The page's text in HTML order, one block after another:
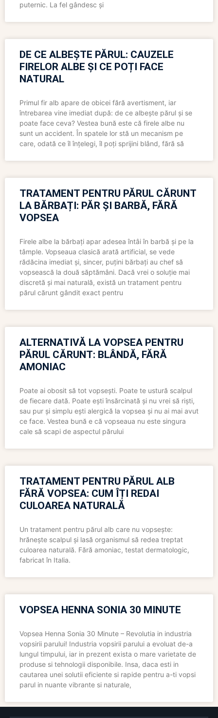
puternic. La fel gândesc și
DE CE ALBEȘTE PĂRUL: CAUZELE
FIRELOR ALBE ȘI CE POȚI FACE
NATURAL
Primul fir alb apare de obicei fără avertisment, iar
întrebarea vine imediat după: de ce albește părul și se
poate face ceva? Vestea bună este că firele albe nu
sunt un accident. În spatele lor stă un mecanism pe
care, odată ce îl înțelegi, îl poți sprijini blând, fără să
TRATAMENT PENTRU PĂRUL CĂRUNT
LA BĂRBAȚI: PĂR ȘI BARBĂ, FĂRĂ
VOPSEA
Firele albe la bărbați apar adesea întâi în barbă și pe la
tâmple. Vopseaua clasică arată artificial, se vede
rădăcina imediat și, sincer, puțini bărbați au chef să
vopsească la două săptămâni. Dacă vrei o soluție mai
discretă și mai naturală, există un tratament pentru
părul cărunt gândit exact pentru
ALTERNATIVĂ LA VOPSEA PENTRU
PĂRUL CĂRUNT: BLÂNDĂ, FĂRĂ
AMONIAC
Poate ai obosit să tot vopsești. Poate te ustură scalpul
de fiecare dată. Poate ești însărcinată și nu vrei să riști,
sau pur și simplu ești alergică la vopsea și nu ai mai avut
ce face. Vestea bună e că vopseaua nu este singura
cale să scapi de aspectul părului
TRATAMENT PENTRU PĂRUL ALB
FĂRĂ VOPSEA: CUM ÎȚI REDAI
CULOAREA NATURALĂ
Un tratament pentru părul alb care nu vopsește:
hrănește scalpul și lasă organismul să redea treptat
culoarea naturală. Fără amoniac, testat dermatologic,
fabricat în Italia.
VOPSEA HENNA SONIA 30 MINUTE
Vopsea Henna Sonia 30 Minute – Revolutia in industria
vopsirii parului! Industria vopsirii parului a evoluat de-a
lungul timpului, iar in prezent exista o mare varietate de
produse si tehnologii disponibile. Insa, daca esti in
cautarea unei solutii eficiente si rapide pentru a-ti vopsi
parul in nuante vibrante si naturale,